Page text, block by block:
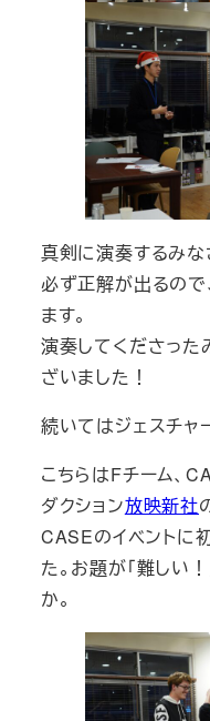
真剣に演奏するみな
必ず正解が出るので
ます。
演奏してくださった
ざいました！
続いてはジェスチャ
こちらはFチーム、
ダクション放映新社
CASEのイベントに
た。お題が「難しい
か。